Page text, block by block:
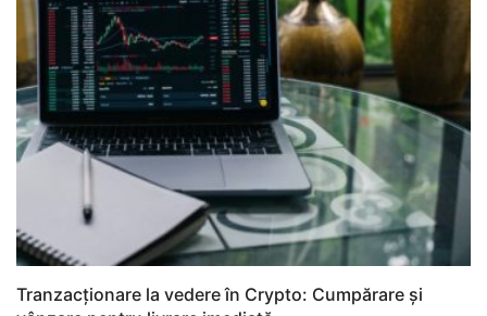
Tranzacționare la vedere în Crypto: Cumpărare și